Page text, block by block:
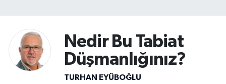
Nedir Bu Tabiat
Düşmanlığınız?
TURHAN EYÜBOĞLU
Teknoloji
TRABZON